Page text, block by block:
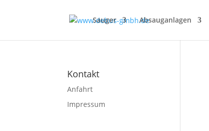
Sauger Absauganlagen
Kontakt
Anfahrt
Impressum